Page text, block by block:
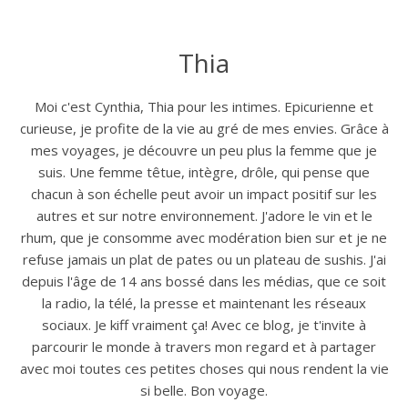
Thia
Moi c'est Cynthia, Thia pour les intimes. Epicurienne et
curieuse, je profite de la vie au gré de mes envies. Grâce à
mes voyages, je découvre un peu plus la femme que je
suis. Une femme têtue, intègre, drôle, qui pense que
chacun à son échelle peut avoir un impact positif sur les
autres et sur notre environnement. J'adore le vin et le
rhum, que je consomme avec modération bien sur et je ne
refuse jamais un plat de pates ou un plateau de sushis. J'ai
depuis l'âge de 14 ans bossé dans les médias, que ce soit
la radio, la télé, la presse et maintenant les réseaux
sociaux. Je kiff vraiment ça! Avec ce blog, je t'invite à
parcourir le monde à travers mon regard et à partager
avec moi toutes ces petites choses qui nous rendent la vie
si belle. Bon voyage.